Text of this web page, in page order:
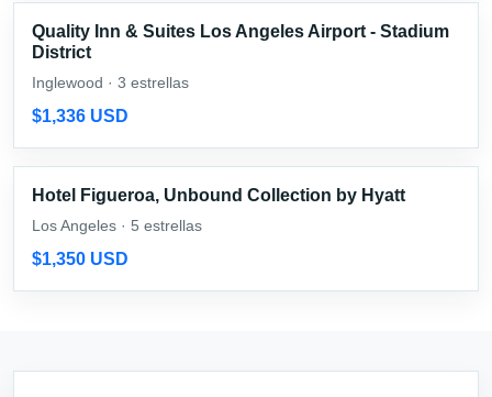
Quality Inn & Suites Los Angeles Airport - Stadium
District
Inglewood · 3 estrellas
$1,336 USD
Hotel Figueroa, Unbound Collection by Hyatt
Los Angeles · 5 estrellas
$1,350 USD